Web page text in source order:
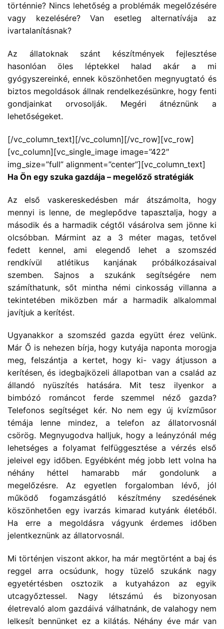
történnie? Nincs lehetőség a problémák megelőzésére
vagy kezelésére? Van esetleg alternatívája az
ivartalanításnak?
Az állatoknak szánt készítmények fejlesztése
hasonlóan öles léptekkel halad akár a mi
gyógyszereinké, ennek köszönhetően megnyugtató és
biztos megoldások állnak rendelkezésünkre, hogy fenti
gondjainkat orvosolják. Megéri átnéznünk a
lehetőségeket.
[/vc_column_text][/vc_column][/vc_row][vc_row]
[vc_column][vc_single_image image=”422″
img_size=”full” alignment=”center”][vc_column_text]
Ha Ön egy szuka gazdája – megelőző stratégiák
Az első vaskereskedésben már átszámolta, hogy
mennyi is lenne, de meglepődve tapasztalja, hogy a
második és a harmadik cégtől vásárolva sem jönne ki
olcsóbban. Mármint az a 3 méter magas, tetővel
fedett kennel, ami elegendő lehet a szomszéd
rendkívül atlétikus kanjának próbálkozásaival
szemben. Sajnos a szukánk segítségére nem
számíthatunk, sőt mintha némi cinkosság villanna a
tekintetében miközben már a harmadik alkalommal
javítjuk a kerítést.
Ugyanakkor a szomszéd gazda együtt érez velünk.
Már Ő is nehezen bírja, hogy kutyája naponta morogja
meg, felszántja a kertet, hogy ki- vagy átjusson a
kerítésen, és idegbajközeli állapotban van a család az
állandó nyüszítés hatására. Mit tesz ilyenkor a
bimbózó románcot ferde szemmel néző gazda?
Telefonos segítséget kér. No nem egy új kvízműsor
témája lenne mindez, a telefon az állatorvosnál
csörög. Megnyugodva halljuk, hogy a leányzónál még
lehetséges a folyamat felfüggesztése a vérzés első
jeleivel egy időben. Egyébként még jobb lett volna ha
néhány héttel hamarabb már gondolunk a
megelőzésre. Az egyetlen forgalomban lévő, jól
működő fogamzásgátló készítmény szedésének
köszönhetően egy ivarzás kimarad kutyánk életéből.
Ha erre a megoldásra vágyunk érdemes időben
jelentkeznünk az állatorvosnál.
Mi történjen viszont akkor, ha már megtörtént a baj és
reggel arra ocsúdunk, hogy tüzelő szukánk nagy
egyetértésben osztozik a kutyaházon az egyik
utcagyőztessel. Nagy létszámú és bizonyosan
életrevaló alom gazdáivá válhatnánk, de valahogy nem
lelkesít bennünket ez a kilátás. Néhány éve már van